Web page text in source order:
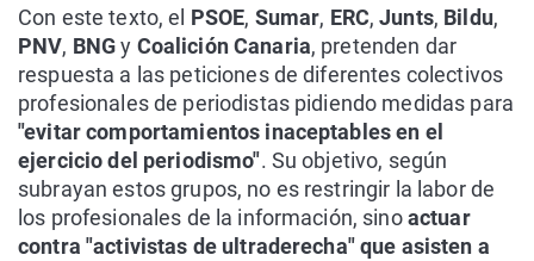
Con este texto, el PSOE, Sumar, ERC,Junts, Bildu,
PNV, BNGy Coalición Canaria, pretenden dar
respuesta a las peticiones de diferentes colectivos
profesionales de periodistas pidiendo medidas para
"evitar comportamientos inaceptables en el
ejercicio del periodismo". Su objetivo, según
subrayan estos grupos, no es restringir la labor de
los profesionales de la información, sinoactuar
contra "activistas de ultraderecha" que asisten a